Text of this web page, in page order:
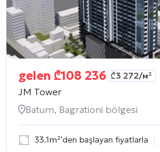
gelen ₾108 236 ₾3 272/м²
JM Tower
Batum, Bagrationi bölgesi
33.1m²'den başlayan fiyatlarla